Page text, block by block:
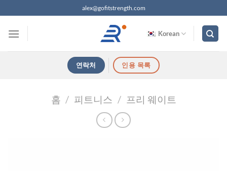
텐
alex@gofitstrength.com
Korean
연락처 인용 목록
홈 / 피트니스 / 프리 웨이트